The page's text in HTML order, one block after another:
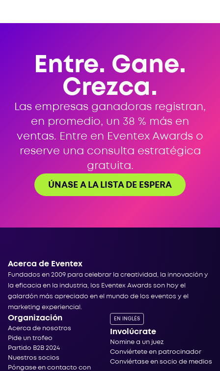
Entre. Gane.
Crezca.
Las empresas ganadoras registran,
en promedio, un 38 % más en
ventas. Entre en Eventex Awards o
reserve una consulta estratégica
gratuita.
ÚNASE A LA LISTA DE ESPERA
Acerca de Eventex
Fundados en 2009 para celebrar la creatividad, la innovación y
la eficacia en la industria, los Eventex Awards son hoy el
galardón más apreciado en el mundo de los eventos y el
marketing experiencial.
Organización
Acerca de nosotros
Pide un trofeo
Partido B2B 2024
Nuestros socios
Póngase en contacto con
EN INGLÉS
Involúcrate
Nomine a un juez
Conviértete en patrocinador
Conviértase en socio de medios